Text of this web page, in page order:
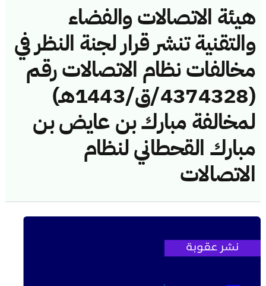
هيئة الاتصالات والفضاء
والتقنية تنشر قرار لجنة النظر في
مخالفات نظام الاتصالات رقم
(4374328/ق/1443هـ)
لمخالفة مبارك بن عايض بن
مبارك القحطاني لنظام
الاتصالات